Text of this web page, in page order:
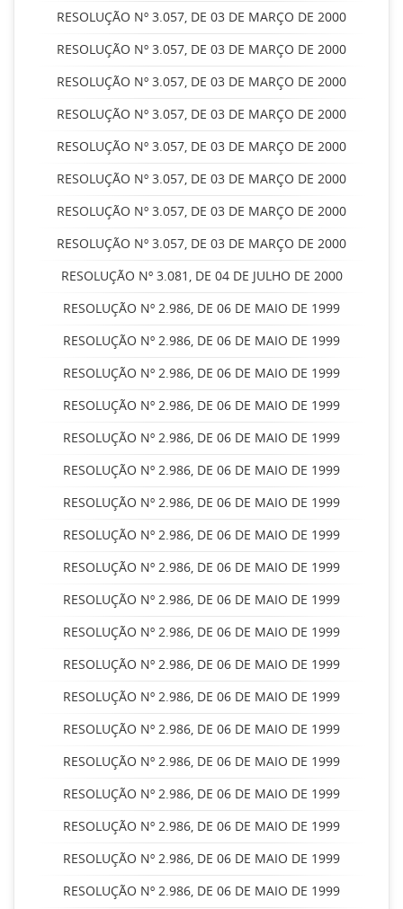
RESOLUÇÃO Nº 3.057, DE 03 DE MARÇO DE 2000
RESOLUÇÃO Nº 3.057, DE 03 DE MARÇO DE 2000
RESOLUÇÃO Nº 3.057, DE 03 DE MARÇO DE 2000
RESOLUÇÃO Nº 3.057, DE 03 DE MARÇO DE 2000
RESOLUÇÃO Nº 3.057, DE 03 DE MARÇO DE 2000
RESOLUÇÃO Nº 3.057, DE 03 DE MARÇO DE 2000
RESOLUÇÃO Nº 3.057, DE 03 DE MARÇO DE 2000
RESOLUÇÃO Nº 3.057, DE 03 DE MARÇO DE 2000
RESOLUÇÃO Nº 3.081, DE 04 DE JULHO DE 2000
RESOLUÇÃO Nº 2.986, DE 06 DE MAIO DE 1999
RESOLUÇÃO Nº 2.986, DE 06 DE MAIO DE 1999
RESOLUÇÃO Nº 2.986, DE 06 DE MAIO DE 1999
RESOLUÇÃO Nº 2.986, DE 06 DE MAIO DE 1999
RESOLUÇÃO Nº 2.986, DE 06 DE MAIO DE 1999
RESOLUÇÃO Nº 2.986, DE 06 DE MAIO DE 1999
RESOLUÇÃO Nº 2.986, DE 06 DE MAIO DE 1999
RESOLUÇÃO Nº 2.986, DE 06 DE MAIO DE 1999
RESOLUÇÃO Nº 2.986, DE 06 DE MAIO DE 1999
RESOLUÇÃO Nº 2.986, DE 06 DE MAIO DE 1999
RESOLUÇÃO Nº 2.986, DE 06 DE MAIO DE 1999
RESOLUÇÃO Nº 2.986, DE 06 DE MAIO DE 1999
RESOLUÇÃO Nº 2.986, DE 06 DE MAIO DE 1999
RESOLUÇÃO Nº 2.986, DE 06 DE MAIO DE 1999
RESOLUÇÃO Nº 2.986, DE 06 DE MAIO DE 1999
RESOLUÇÃO Nº 2.986, DE 06 DE MAIO DE 1999
RESOLUÇÃO Nº 2.986, DE 06 DE MAIO DE 1999
RESOLUÇÃO Nº 2.986, DE 06 DE MAIO DE 1999
RESOLUÇÃO Nº 2.986, DE 06 DE MAIO DE 1999